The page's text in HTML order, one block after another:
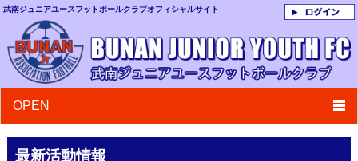
武南ジュニアユースフットボールクラブオフィシャルサイト
OPEN
最新活動情報